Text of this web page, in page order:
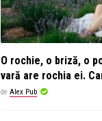
O rochie, o briză, o
vară are rochia ei.
de Alex Pub